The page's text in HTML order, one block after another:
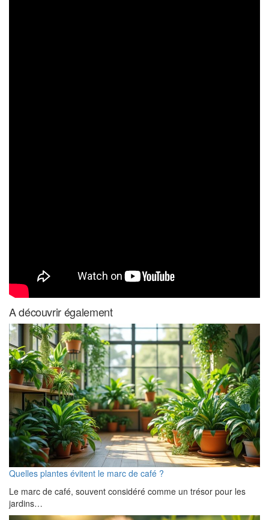
A découvrir également
Quelles plantes évitent le marc de café ?
Le marc de café, souvent considéré comme un trésor pour les
jardins…